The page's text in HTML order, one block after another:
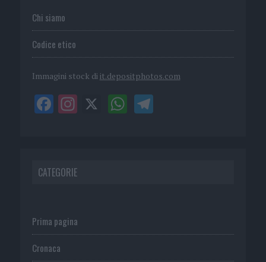
Chi siamo
Codice etico
Immagini stock di it.depositphotos.com
CATEGORIE
Prima pagina
Cronaca